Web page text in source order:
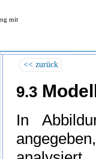
mit
<< zurück
9.3
In